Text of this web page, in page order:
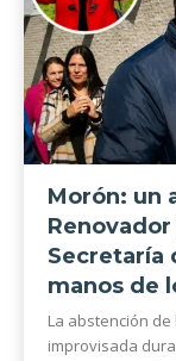
Morón: un
Secretaría
manos de
La abstención
improvisada